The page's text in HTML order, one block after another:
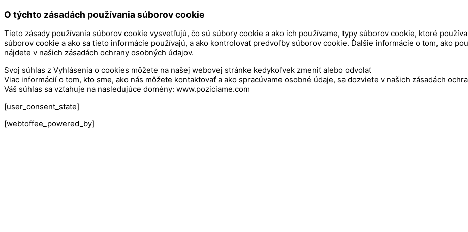
O týchto zásadách používania súborov cookie
Tieto zásady používania súborov cookie vysvetľujú, čo sú súbory cookie a ako ich používame, typy súborov cookie, ktoré
súborov cookie a ako sa tieto informácie používajú, a ako kontrolovať predvoľby súborov cookie. Ďalšie informácie o tom, ako
nájdete v našich zásadách ochrany osobných údajov.
Svoj súhlas z Vyhlásenia o cookies môžete na našej webovej stránke kedykoľvek zmeniť alebo odvolať
Viac informácií o tom, kto sme, ako nás môžete kontaktovať a ako spracúvame osobné údaje, sa dozviete v našich zásadách
Váš súhlas sa vzťahuje na nasledujúce domény: www.poziciame.com
[user_consent_state]
[webtoffee_powered_by]